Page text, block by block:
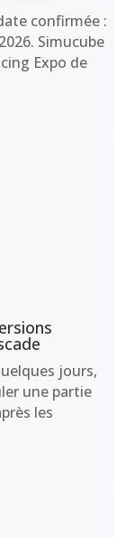
confirmée :
Simucube
Expo de
jours,
une partie
les